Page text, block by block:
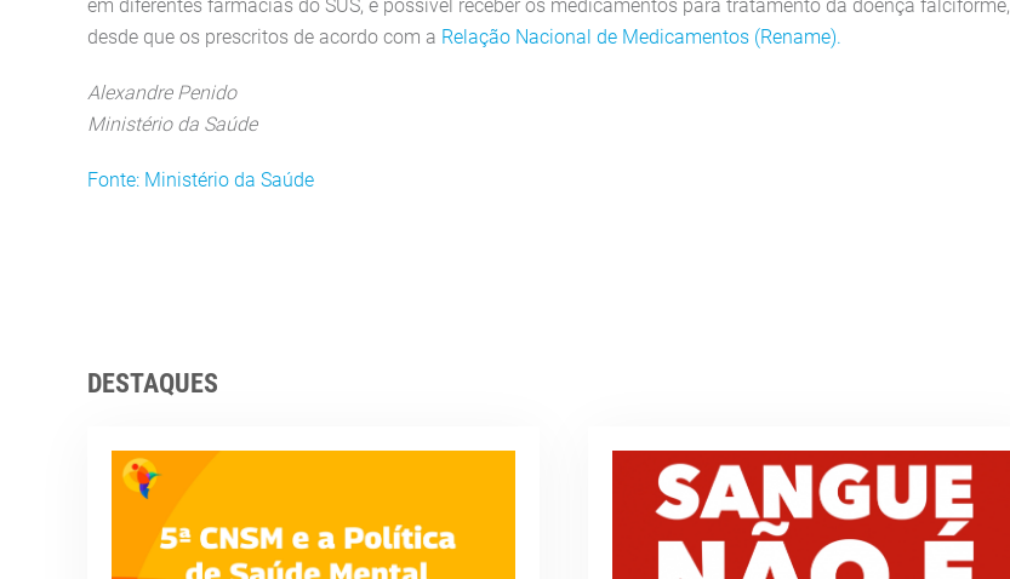
em diferentes farmácias do SUS, é possível receber os medicamentos para tratamento da doença falciforme,
desde que os prescritos de acordo com a Relação Nacional de Medicamentos (Rename).
Alexandre Penido
Ministério da Saúde
Fonte: Ministério da Saúde
DESTAQUES